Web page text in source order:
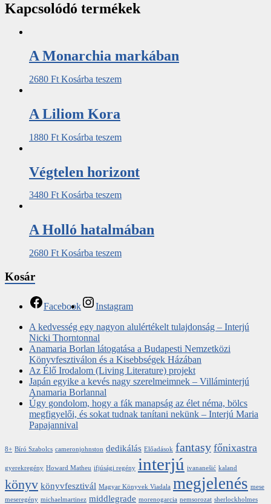
Kapcsolódó termékek
A Monarchia markában
2680 Ft Kosárba teszem
A Liliom Kora
1880 Ft Kosárba teszem
Végtelen horizont
3480 Ft Kosárba teszem
A Holló hatalmában
2680 Ft Kosárba teszem
Kosár
Facebook
Instagram
A kedvesség egy nagyon alulértékelt tulajdonság – Interjú
Nicki Thorntonnal
Anamaria Borlan látogatása a Budapesti Nemzetközi
Könyvfesztiválon és a Kisebbségek Házában
Az Élő Irodalom (Living Literature) projekt
Japán egyike a kevés nagy szerelmeimnek – Villáminterjú
Anamaria Borlannal
Úgy gondolom, hogy a fák manapság az élet néma, bölcs
megfigyelői, és sokat tudnak tanítani nekünk – Interjú Maria
Papajannival
8+ Bíró Szabolcs cameronjohnston dedikálás Előadások fantasy főnixastra
gyerekregény Howard Matheu ifjúsági regény interjú ivananešić kaland
könyv könyvfesztivál Magyar Könyvek Viadala megjelenés mese
meseregény michaelmartinez middlegrade morenogarcia nemsorozat sherlockholmes